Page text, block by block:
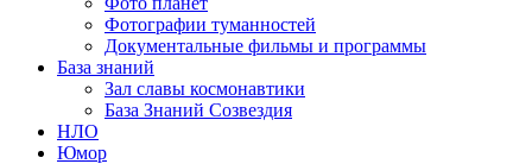
Фотографии туманностей
Документальные фильмы и программы
База знаний
Зал славы космонавтики
База Знаний Созвездия
НЛО
Юмор